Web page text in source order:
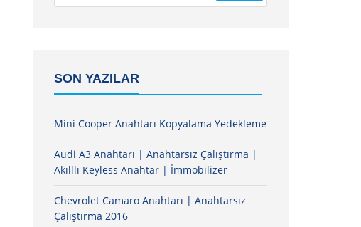
SON YAZILAR
Mini Cooper Anahtarı Kopyalama Yedekleme
Audi A3 Anahtarı | Anahtarsız Çalıştırma |
Akılllı Keyless Anahtar | İmmobilizer
Chevrolet Camaro Anahtarı | Anahtarsız
Çalıştırma 2016